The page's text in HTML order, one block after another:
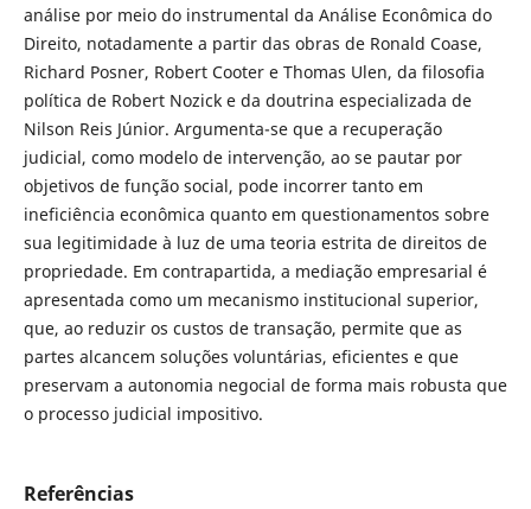
análise por meio do instrumental da Análise Econômica do
Direito, notadamente a partir das obras de Ronald Coase,
Richard Posner, Robert Cooter e Thomas Ulen, da filosofia
política de Robert Nozick e da doutrina especializada de
Nilson Reis Júnior. Argumenta-se que a recuperação
judicial, como modelo de intervenção, ao se pautar por
objetivos de função social, pode incorrer tanto em
ineficiência econômica quanto em questionamentos sobre
sua legitimidade à luz de uma teoria estrita de direitos de
propriedade. Em contrapartida, a mediação empresarial é
apresentada como um mecanismo institucional superior,
que, ao reduzir os custos de transação, permite que as
partes alcancem soluções voluntárias, eficientes e que
preservam a autonomia negocial de forma mais robusta que
o processo judicial impositivo.
Referências